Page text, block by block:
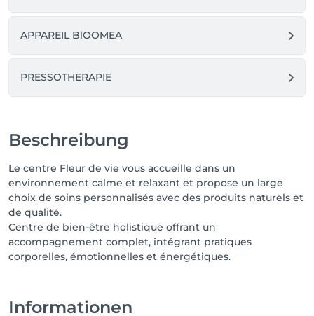
APPAREIL BlOOMEA
PRESSOTHERAPIE
Beschreibung
Le centre Fleur de vie vous accueille dans un
environnement calme et relaxant et propose un large
choix de soins personnalisés avec des produits naturels et
de qualité.
Centre de bien-être holistique offrant un
accompagnement complet, intégrant pratiques
corporelles, émotionnelles et énergétiques.
Informationen